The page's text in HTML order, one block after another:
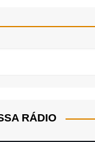
RÁDIO